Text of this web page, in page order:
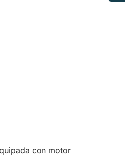
con motor